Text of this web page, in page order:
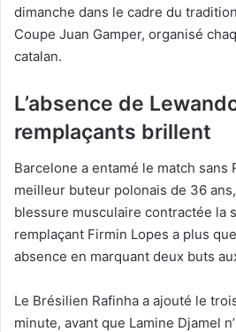
dimanche dans le cadre du
Coupe Juan Gamper, organisé
catalan.
L’absence de
remplaçants brillent
Barcelone a entamé le match sans
meilleur buteur polonais de 36 ans,
blessure musculaire contractée la
remplaçant Firmin Lopes a plus
absence en marquant deux buts
Le Brésilien Rafinha a ajouté le
minute, avant que Lamine Djamel